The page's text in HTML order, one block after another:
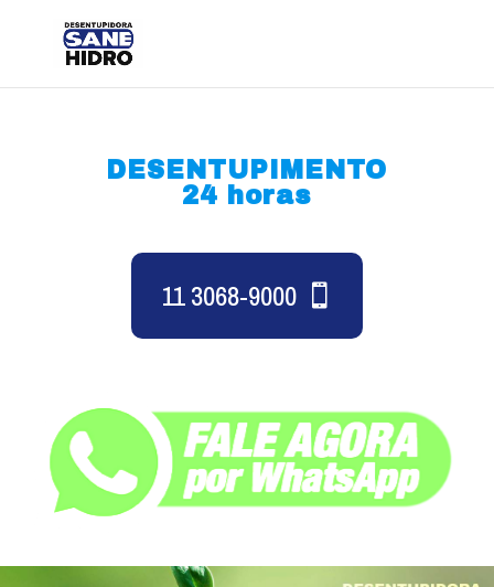
DESENTUPIMENTO
24 horas
11 3068-9000